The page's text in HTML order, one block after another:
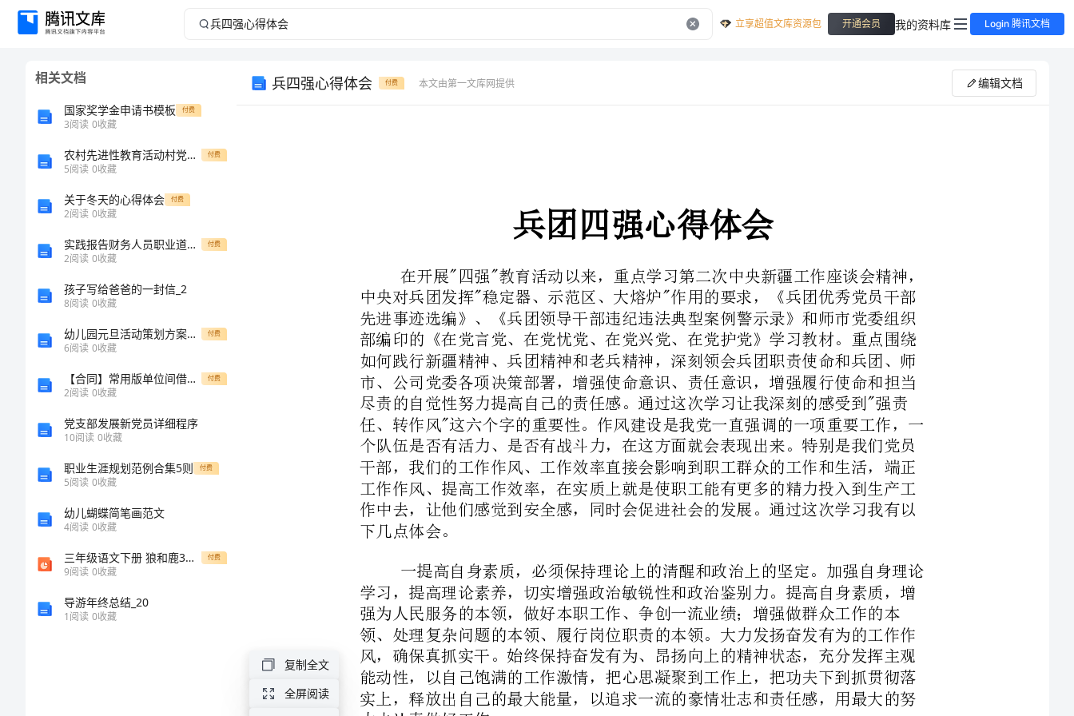
兵
展"四
强"教
立享超值文库资源包 开通会员 我的资料库 Login 腾讯文档
相关文档
国家奖学金申请书模板 付费
3阅读 0收藏
农村先进性教育活动村党组织书记党课学习心得 付费
5阅读 0收藏
关于冬天的心得体会 付费
2阅读 0收藏
实践报告财务人员职业道德现状分析报告[修改版] 付费
2阅读 0收藏
孩子写给爸爸的一封信_2
8阅读 0收藏
幼儿园元旦活动策划方案（word版） 付费
6阅读 0收藏
【合同】常用版单位间借款合同模板 付费
2阅读 0收藏
党支部发展新党员详细程序
10阅读 0收藏
职业生涯规划范例合集5则 付费
5阅读 0收藏
幼儿蝴蝶简笔画范文
4阅读 0收藏
三年级语文下册 狼和鹿3课件 苏教版(1) 付费
9阅读 0收藏
导游年终总结_20
1阅读 0收藏
兵四强心得体会 付费 本文由第一文库网提供 编辑文档
都要始终把工作放在首位，离开了工作岗位，也就失去了展现自我价值的舞
台。我们能选择的只能对工作态度，当你以认真的态度、扎实的作风投入到工
作中，负责地用心去想、用心去做，你就会真正发现自己的长处，发掘自己的
潜力，实现自我成长，在这个大家庭中收获可喜的成果。
三要严明纪律，俗话说：没有规距不成方圆，作为党员、干部，纪律严明
在开展"四强"教育活动以来，重点学习第二次中央新疆工作座谈会精神，
中央对兵团发挥"稳定器、示范区、大熔炉"作用的要求，《兵团优秀党员干部
如何践行新疆精神、兵团精神和老兵精神，深刻领会兵团职责使命和兵团、师
市、公司党委各项决策部署，增强使命意识、责任意识，增强履行使命和担当
尽责的自觉性努力提高自己的责任感。通过这次学习让我深刻的感受到"强责
任、转作风"这六个字的重要性。作风建设是我党一直强调的一项重要工作，一
个队伍是否有活力、是否有战斗力，在这方面就会表现出来。特别是我们党员
干部，我们的工作作风、工作效率直接会影响到职工群众的工作和生活，端正
工作作风、提高工作效率，在实质上就是使职工能有更多的精力投入到生产工
作中去，让他们感觉到安全感，同时会促进社会的发展。通过这次学习我有以
一提高自身素质，必须保持理论上的清醒和政治上的坚定。加强自身理论
学习，提高理论素养，切实增强政治敏锐性和政治鉴别力。提高自身素质，增
强为人民服务的本领，做好本职工作、争创一流业绩；增强做群众工作的本
领、处理复杂问题的本领、履行岗位职责的本领。大力发扬奋发有为的工作作
风，确保真抓实干。始终保持奋发有为、昂扬向上的精神状态，充分发挥主观
二要爱岗敬业，新时期要倡导四种情怀，即事业心、理解心、包容心、平
常心，其中，我觉得事业心最为重要，无论担任什么职务，无论在什么岗位，
复制全文
全屏阅读